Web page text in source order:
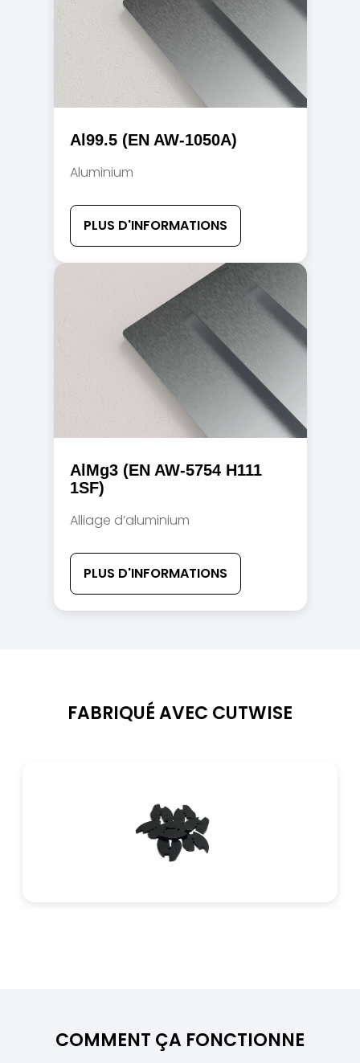
Al99.5 (EN AW-1050A)
Aluminium
PLUS D'INFORMATIONS
AlMg3 (EN AW-5754 H111
1SF)
Alliage d’aluminium
PLUS D'INFORMATIONS
FABRIQUÉ AVEC CUTWISE
COMMENT ÇA FONCTIONNE